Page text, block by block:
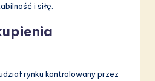
i siłę.
rynku kontrolowany przez